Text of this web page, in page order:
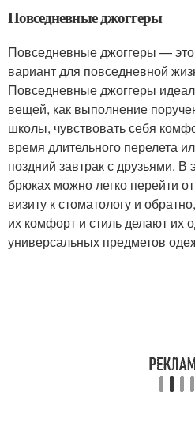
Повседневные джоггеры
Повседневные джоггеры —
вариант для повседневной
Повседневные джоггеры
вещей, как выполнение
школы, чувствовать себя
время длительного перелета
поздний завтрак с друзьями. В
брюках можно легко перейти
визиту к стоматологу и
их комфорт и стиль делают их
универсальных предметов